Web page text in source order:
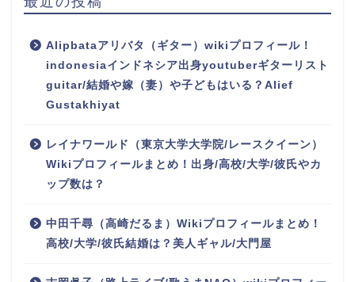
Alipbataアリバタ（ギター）wikiプロフィール！
indonesiaインドネシア出身youtuberギターリスト
guitar/結婚や嫁（妻）や子どもはいる？Alief
Gustakhiyat
レイナワールド（東京大学大学院/レースクイーン）
Wikiプロフィールまとめ！出身/高校/大学/彼氏やカ
ップ数は？
中田千尋（高崎だるま）Wikiプロフィールまとめ！
高校/大学/彼氏結婚は？美人ギャル/大門屋